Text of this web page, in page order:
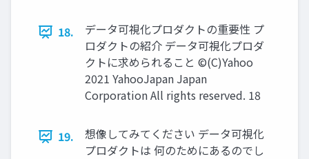
18.
データ可視化プロダクトの重要性 プ
ロダクトの紹介 データ可視化プロダ
クトに求められること ©(C)Yahoo
2021 YahooJapan Japan
Corporation All rights reserved. 18
19.
想像してみてください データ可視化
プロダクトは 何のためにあるのでし